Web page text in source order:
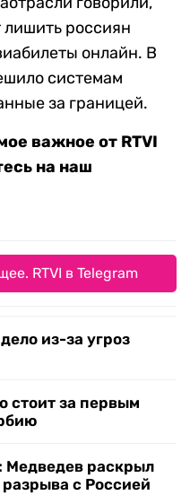
лишить россиян
онлайн. В
системам
за границей.
важное от RTVI
на наш
RTVI в Telegram
из-за угроз
стоит за первым
Медведев раскрыл
с Россией